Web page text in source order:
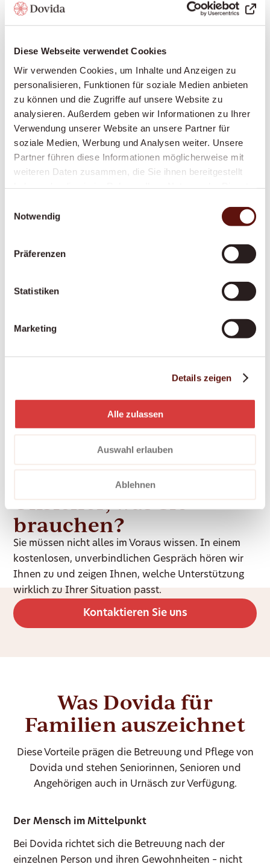
Diese Webseite verwendet Cookies
Wir verwenden Cookies, um Inhalte und Anzeigen zu
personalisieren, Funktionen für soziale Medien anbieten
zu können und die Zugriffe auf unsere Website zu
analysieren. Außerdem geben wir Informationen zu Ihrer
Verwendung unserer Website an unsere Partner für
soziale Medien, Werbung und Analysen weiter. Unsere
Partner führen diese Informationen möglicherweise mit
weiteren Daten zusammen, die Sie ihnen bereitgestellt
Notwendig
Präferenzen
Statistiken
Marketing
Details zeigen
Alle zulassen
Auswahl erlauben
Ablehnen
Ruhige Nächte für Sie und Ihre Angehörigen –
Grundpflege
Würdevolle Unterstützung bei Körperpflege
und Mobilität, durch Krankenkassen
anerkannt – damit Sie sich sicher und
respektiert fühlen.
finanziell und fachlich ab – mit fairer
Anstellung, Ausbildung und Unterstützung an
Palliative Situationen
enger Zusammenarbeit mit Palliative-Care-
Teams.
brauchen?
Sie müssen nicht alles im Voraus wissen. In einem
kostenlosen, unverbindlichen Gespräch hören wir
Ihnen zu und zeigen Ihnen, welche Unterstützung
wirklich zu Ihrer Situation passt.
Kontaktieren Sie uns
Was Dovida für
Familien auszeichnet
Diese Vorteile prägen die Betreuung und Pflege von
Dovida und stehen Seniorinnen, Senioren und
Angehörigen auch in Urnäsch zur Verfügung.
Der Mensch im Mittelpunkt
Bei Dovida richtet sich die Betreuung nach der
einzelnen Person und ihren Gewohnheiten – nicht